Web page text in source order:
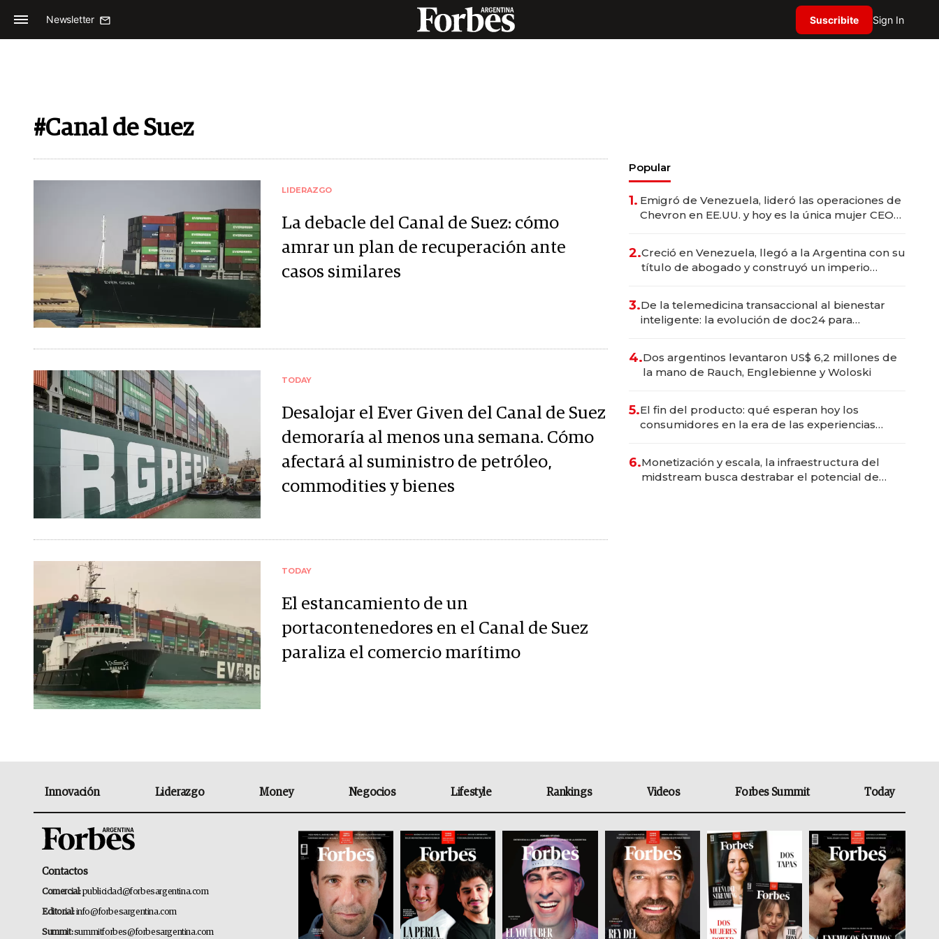
Newsletter Suscribite Sign In
#Canal de Suez
LIDERAZGO
La debacle del Canal de Suez: cómo
amrar un plan de recuperación ante
casos similares
TODAY
Desalojar el Ever Given del Canal de Suez
demoraría al menos una semana. Cómo
afectará al suministro de petróleo,
commodities y bienes
TODAY
El estancamiento de un
portacontenedores en el Canal de Suez
paraliza el comercio marítimo
Popular
1. Emigró de Venezuela, lideró las operaciones de
Chevron en EE.UU. y hoy es la única mujer CEO
2.Creció en Venezuela, llegó a la Argentina con su
título de abogado y construyó un imperio
3.De la telemedicina transaccional al bienestar
inteligente: la evolución de doc24 para
4.Dos argentinos levantaron US$ 6,2 millones de
la mano de Rauch, Englebienne y Woloski
5.El fin del producto: qué esperan hoy los
consumidores en la era de las experiencias
6.Monetización y escala, la infraestructura del
midstream busca destrabar el potencial de
Innovación Liderazgo Money Negocios Lifestyle Rankings Videos Forbes Summit Today
Contactos
Comercial:publicidad@forbesargentina.com
Editorial:info@forbesargentina.com
Summit:summitforbes@forbesargentina.com